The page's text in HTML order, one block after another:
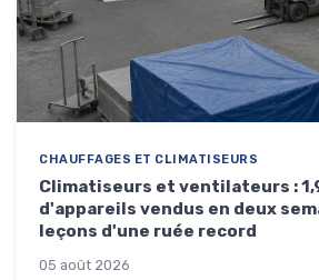
CHAUFFAGES ET CLIMATISEURS
Climatiseurs et ventilateurs :
d'appareils vendus en deux
leçons d'une ruée record
05 août 2026